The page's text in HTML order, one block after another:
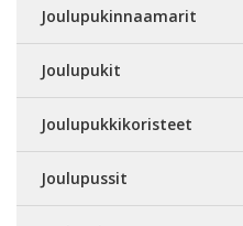
Joulupukinnaamarit
Joulupukit
Joulupukkikoristeet
Joulupussit